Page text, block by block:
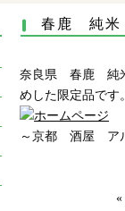
春鹿 純
奈良県 春鹿 純
めした限定品です
～京都 酒屋 ア
«